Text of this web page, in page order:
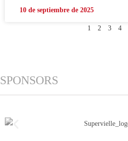
10 de septiembre de 2025
1 2 3 4
SPONSORS